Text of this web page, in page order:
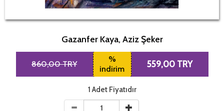
Gazanfer Kaya, Aziz Şeker
860,00 TRY
%
indirim
559,00 TRY
1 Adet Fiyatıdır